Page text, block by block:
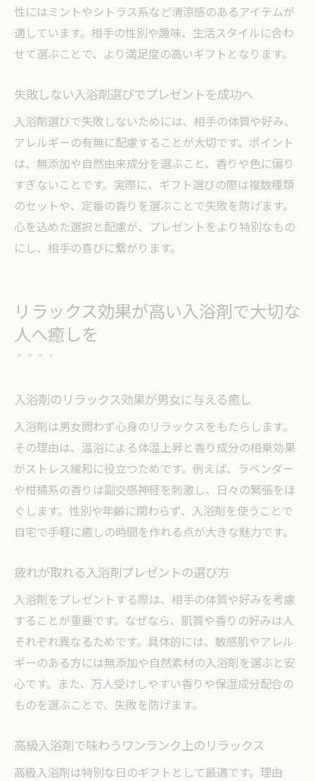
性にはミントやシトラス系など清涼感のあるアイテムが
適しています。相手の性別や趣味、生活スタイルに合わ
せて選ぶことで、より満足度の高いギフトとなります。
失敗しない入浴剤選びでプレゼントを成功へ
入浴剤選びで失敗しないためには、相手の体質や好み、
アレルギーの有無に配慮することが大切です。ポイント
は、無添加や自然由来成分を選ぶこと、香りや色に偏り
すぎないことです。実際に、ギフト選びの際は複数種類
のセットや、定番の香りを選ぶことで失敗を防げます。
心を込めた選択と配慮が、プレゼントをより特別なもの
にし、相手の喜びに繋がります。
リラックス効果が高い入浴剤で大切な
人へ癒しを
入浴剤のリラックス効果が男女に与える癒し
入浴剤は男女問わず心身のリラックスをもたらします。
その理由は、温浴による体温上昇と香り成分の相乗効果
がストレス緩和に役立つためです。例えば、ラベンダー
や柑橘系の香りは副交感神経を刺激し、日々の緊張をほ
ぐします。性別や年齢に関わらず、入浴剤を使うことで
自宅で手軽に癒しの時間を作れる点が大きな魅力です。
疲れが取れる入浴剤プレゼントの選び方
入浴剤をプレゼントする際は、相手の体質や好みを考慮
することが重要です。なぜなら、肌質や香りの好みは人
それぞれ異なるためです。具体的には、敏感肌やアレル
ギーのある方には無添加や自然素材の入浴剤を選ぶと安
心です。また、万人受けしやすい香りや保湿成分配合の
ものを選ぶことで、失敗を防げます。
高級入浴剤で味わうワンランク上のリラックス
高級入浴剤は特別な日のギフトとして最適です。理由